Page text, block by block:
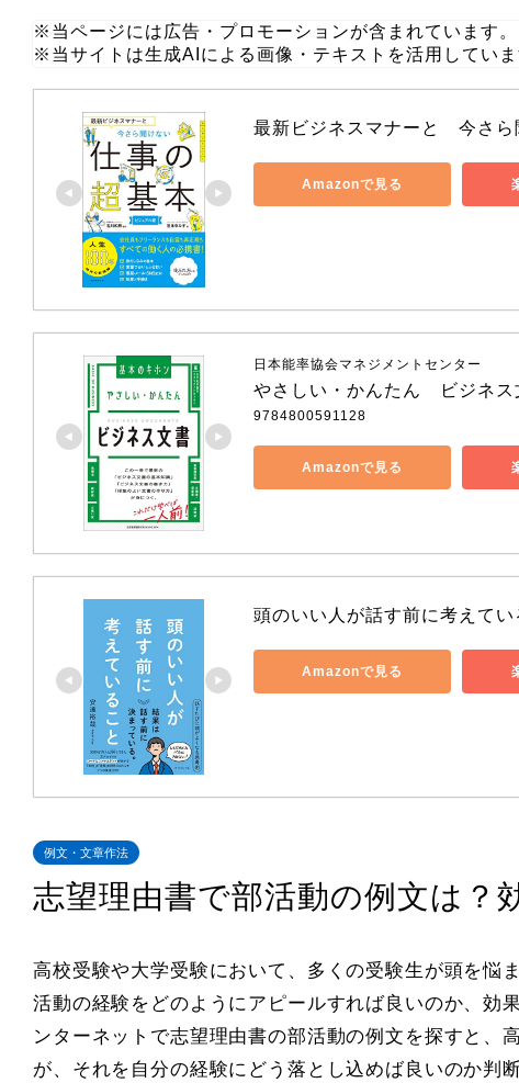
※当ページには広告・プロモーションが含まれています。
※当サイトは生成AIによる画像・テキストを活用していま
最新ビジネスマナーと　今さ
Amazonで見る
日本能率協会マネジメントセンター
やさしい・かんたん　ビジネス
9784800591128
Amazonで見る
頭のいい人が話す前に考えてい
Amazonで見る
例文・文章作法
志望理由書で部活動の例文は？
高校受験や大学受験において、多くの受験生が頭を悩
活動の経験をどのようにアピールすれば良いのか、効
ンターネットで志望理由書の部活動の例文を探すと、
が、それを自分の経験にどう落とし込めば良いのか判